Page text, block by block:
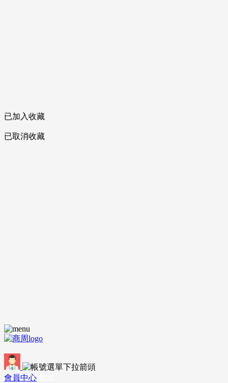
已加入收藏
已取消收藏
會員中心